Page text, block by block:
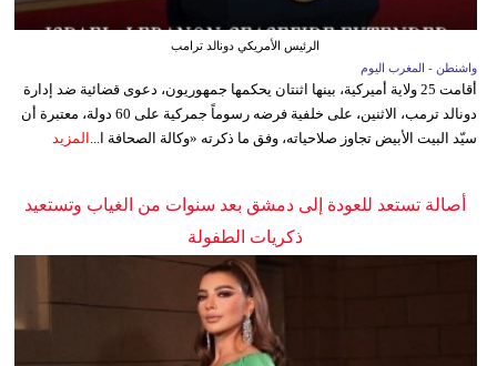
الرئيس الأمريكي دونالد ترامب
واشنطن - المغرب اليوم
أقامت 25 ولاية أميركية، بينها اثنتان يحكمها جمهوريون، دعوى قضائية ضد إدارة
دونالد ترمب، الاثنين، على خلفية فرضه رسوماً جمركية على 60 دولة، معتبرة أن
سيّد البيت الأبيض تجاوز صلاحياته، وفق ما ذكرته «وكالة الصحافة ا...
المزيد
أصالة تستعد للعودة إلى دمشق بعد سنوات من الغياب وتستعيد
ذكريات الطفولة